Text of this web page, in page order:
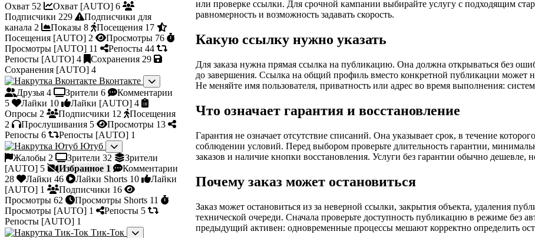
Охват 52 Охват [AUTO] 6
Подписчики 229
Подписчики для
канала 2 Показы 8 Посещения 17
Посещения [AUTO] 2 Просмотры 76
Просмотры [AUTO] 11 Репосты 44
Репосты [AUTO] 4 Сохранения 29
Сохранения [AUTO] 4
Вконтакте
Друзья 4 Зрители 6
Комментарии
5
Лайки 10 Лайки [AUTO] 4
Опросы 2 Подписчики 12
Посещения
2
Прослушивания 5 Просмотры 13
Репосты 6 Репосты [AUTO] 1
Ютуб
Жалобы 2 Зрители 32
Зрители
[AUTO] 5 Избранное 1
Комментарии
28
Лайки 46 Лайки Shorts 10
Лайки
[AUTO] 1 Подписчики 16
Просмотры 62 Просмотры Shorts 11
Просмотры [AUTO] 1 Репосты 5
Репосты [AUTO] 1
Тик-Ток
или проверке ссылки. Для срочной кампании выбирайте услугу с подходящим
равномерность и возможность задавать скорость.
Какую ссылку нужно указать
Для заказа нужна прямая ссылка на публикацию. Она должна открываться без
до завершения. Ссылка на общий профиль вместо конкретной публикации может
Не меняйте имя пользователя, приватность или адрес во время выполнения:
Что означает гарантия и восстановление
Гарантия не означает отсутствие списаний. Она указывает срок, в течение
соблюдении условий. Перед выбором проверьте длительность гарантии,
заказов и наличие кнопки восстановления. Услуги без гарантии обычно
Почему заказ может остановиться
Заказ может остановиться из за неверной ссылки, закрытия объекта, удаления
технической очереди. Сначала проверьте доступность публикацию в режиме без
предыдущий активен: одновременные процессы мешают корректно определить